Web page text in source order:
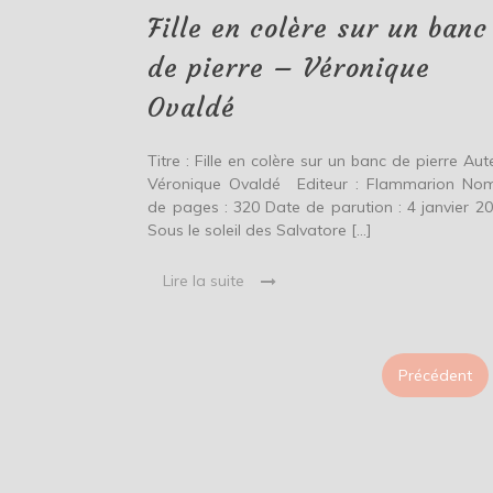
de
pierre
–
Fille en colère sur un banc
de pierre – Véronique
Ovaldé
Titre : Fille en colère sur un banc de pierre
Véronique Ovaldé Editeur : Flammarion
de pages : 320 Date de parution : 4 janvier
Sous le soleil des Salvatore […]
Lire la suite
Précédent